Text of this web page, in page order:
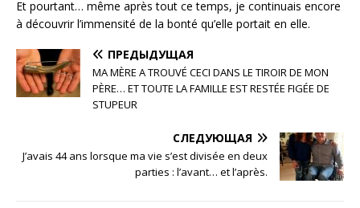
Et pourtant… même après tout ce temps, je continuais encore
à découvrir l’immensité de la bonté qu’elle portait en elle.
ПРЕДЫДУЩАЯ
MA MÈRE A TROUVÉ CECI DANS LE TIROIR DE MON
PÈRE… ET TOUTE LA FAMILLE EST RESTÉE FIGÉE DE
STUPEUR
СЛЕДУЮЩАЯ
J’avais 44 ans lorsque ma vie s’est divisée en deux
parties : l’avant… et l’après.